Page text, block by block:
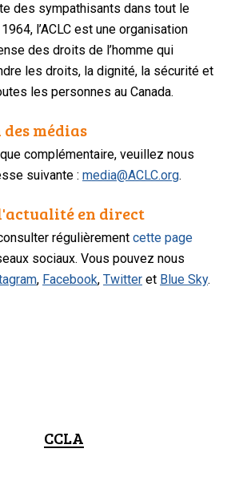
des sympathisants dans tout le
l’ACLC est une organisation
des droits de l’homme qui
les droits, la dignité, la sécurité et
les personnes au Canada.
médias
complémentaire, veuillez nous
suivante :media@ACLC.org.
en direct
régulièrementcette page
sociaux. Vous pouvez nous
, Facebook,Twitter et Blue Sky.
CCLA